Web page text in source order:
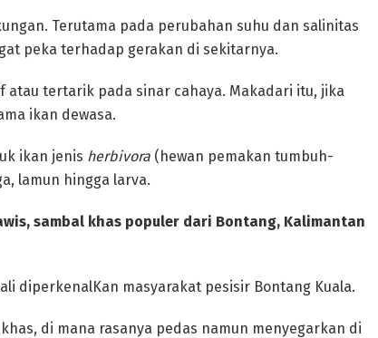
Terutama pada perubahan suhu dan salinitas
peka terhadap gerakan di sekitarnya.
atau tertarik pada sinar cahaya. Makadari itu, jika
ikan dewasa.
ikan jenis herbivora (hewan pemakan tumbuh-
lamun hingga larva.
sambal khas populer dari Bontang, Kalimantan
diperkenalKan masyarakat pesisir Bontang Kuala.
di mana rasanya pedas namun menyegarkan di